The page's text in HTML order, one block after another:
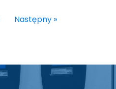
Następny »